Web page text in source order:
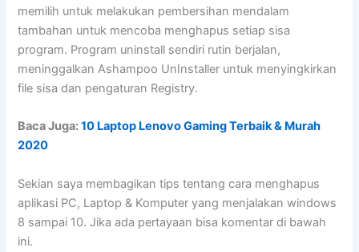
memilih untuk melakukan pembersihan mendalam
tambahan untuk mencoba menghapus setiap sisa
program. Program uninstall sendiri rutin berjalan,
meninggalkan Ashampoo UnInstaller untuk menyingkirkan
file sisa dan pengaturan Registry.
Baca Juga:10 Laptop Lenovo Gaming Terbaik & Murah
2020
Sekian saya membagikan tips tentang cara menghapus
aplikasi PC, Laptop & Komputer yang menjalakan windows
8 sampai 10. Jika ada pertayaan bisa komentar di bawah
ini.